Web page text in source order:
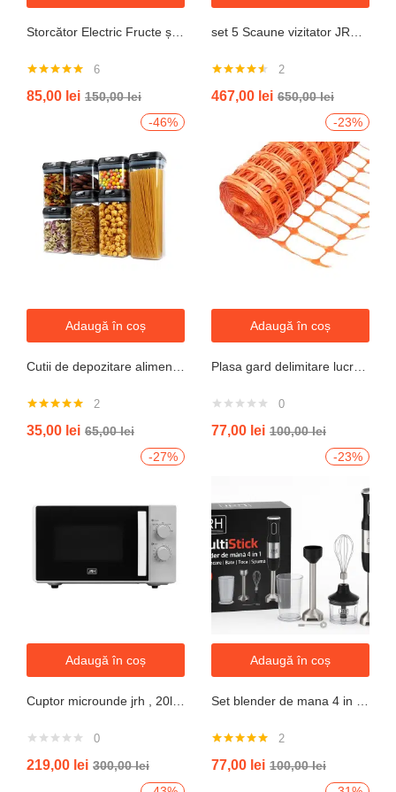
Storcător Electric Fructe și Legume JRH, 800W, Recipient 500ml, Negru-Gri.
5.00din 5
6
85,00 lei 150,00lei
set 5 Scaune vizitator JRH, cadru oțel, tapițerie textilă, 200 kg
4.50din 5
2
467,00 lei 650,00lei
-46%
Adaugă în coș
Cutii de depozitare alimente, Set din 7 Cutii pentru Condimente, Cereale, Cutii pentru Bucatarie, din Plastic PP, Cutii Alimentare, Diferite Dimensiuni, Transparente
5.00din 5
2
35,00 lei 65,00lei
-23%
Adaugă în coș
Plasa gard delimitare lucrari 1mx50m cu ochi 70x40mm, 110g/m portocaliu
0
77,00 lei 100,00lei
-27%
Adaugă în coș
Cuptor microunde jrh , 20l, 700W, alb 5 trepte putere
0
219,00 lei 300,00lei
-23%
Adaugă în coș
Set blender de mana 4 in 1, 800W JRH multiStick Inox, Accesorii Incluse
5.00din 5
2
77,00 lei 100,00lei